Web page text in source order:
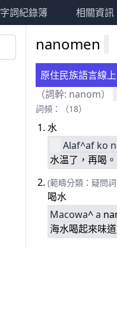
字詞紀錄簿 相關資訊
nanomen
原住民族語言線
（詞幹: nanom）
詞頻：（18）
水
Alaf^af ko
水温了，再喝。
(範疇分類：疑問
喝水
Macowa^a
海水喝起來味